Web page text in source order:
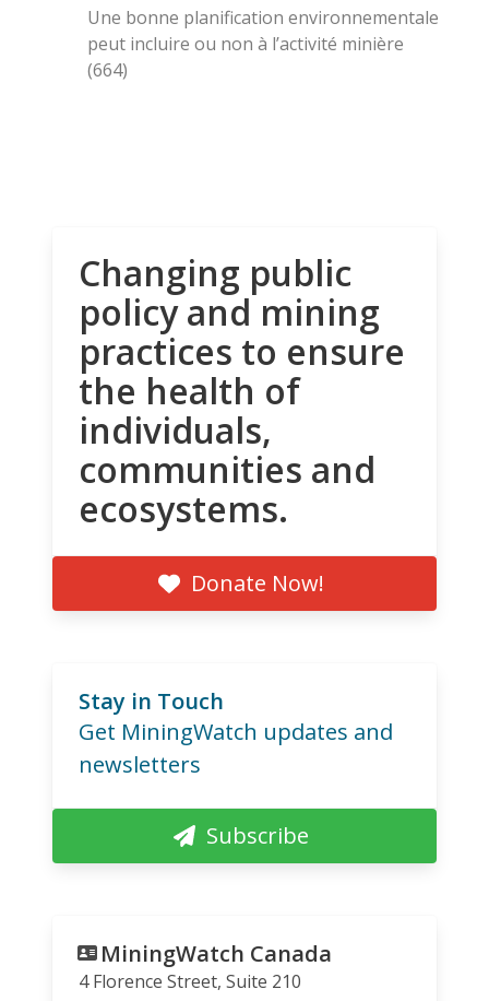
Une bonne planification environnementale
peut incluire ou non à l’activité minière
(664)
Changing public
policy and mining
practices to ensure
the health of
individuals,
communities and
ecosystems.
Donate Now!
Stay in Touch
Get MiningWatch updates and
newsletters
Subscribe
MiningWatch Canada
4 Florence Street, Suite 210